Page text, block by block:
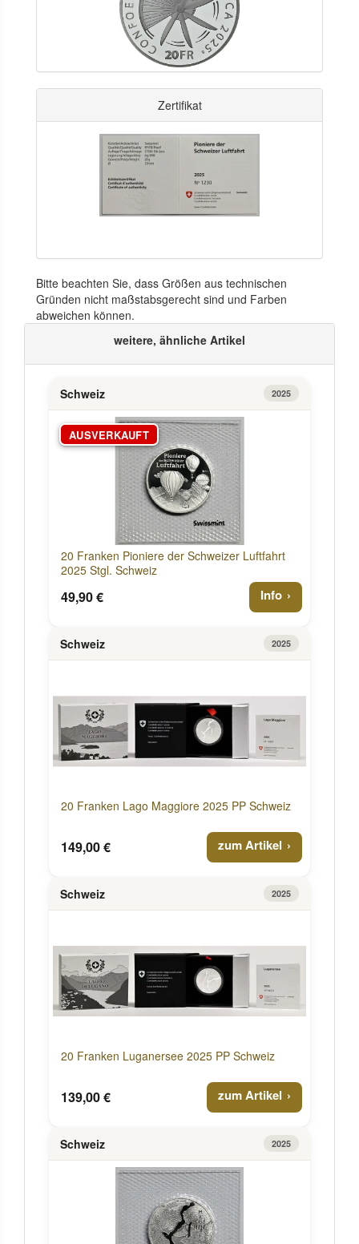
Zertifikat
Bitte beachten Sie, dass Größen aus technischen
Gründen nicht maßstabsgerecht sind und Farben
abweichen können.
weitere, ähnliche Artikel
Schweiz 2025
AUSVERKAUFT
20 Franken Pioniere der Schweizer Luftfahrt
2025 Stgl. Schweiz
49,90 € Info
Schweiz 2025
20 Franken Lago Maggiore 2025 PP Schweiz
149,00 € zum Artikel
Schweiz 2025
20 Franken Luganersee 2025 PP Schweiz
139,00 € zum Artikel
Schweiz 2025